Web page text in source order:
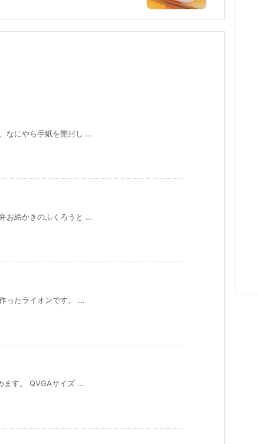
なにやら手紙を開封し ...
お絵かきのふくろうと ...
ったライオンです。 ...
ます。 QVGAサイズ ...